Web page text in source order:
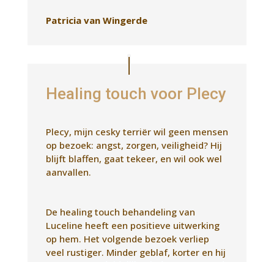
op bezoek: angst, zorgen, veiligheid? Hij
De healing touch behandeling van
Luceline heeft een positieve uitwerking
veel rustiger. Minder geblaf, korter en hij
stopte , was duidelijk minder gestressed
, ging zelfs rustig in zijn bench liggen.